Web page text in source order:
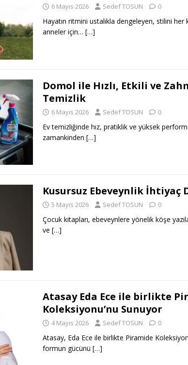
6 Mayıs 2026 Sedef TOSUN 0
Hayatın ritmini ustalıkla dengeleyen, stilini her
anneler için… […]
Domol ile Hızlı, Etkili ve
Temizlik
6 Mayıs 2026 Sedef TOSUN 0
Ev temizliğinde hız, pratiklik ve yüksek
zamankinden […]
Kusursuz Ebeveynlik İhtiyaç
5 Mayıs 2026 Sedef TOSUN 0
Çocuk kitapları, ebeveynlere yönelik köşe
ve […]
Atasay Eda Ece ile birlikte
Koleksiyonu’nu Sunuyor
4 Mayıs 2026 Sedef TOSUN 0
Atasay, Eda Ece ile birlikte Piramide
formun gücünü […]